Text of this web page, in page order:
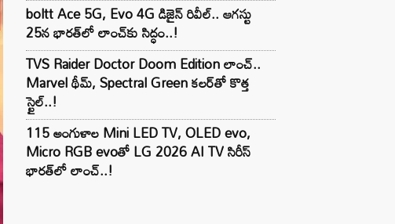
boltt Ace 5G, Evo 4G డిజైన్ రివీల్.. ఆగస్టు
25న భారత్‌లో లాంచ్‌కు సిద్ధం..!
TVS Raider Doctor Doom Edition లాంచ్..
Marvel థీమ్, Spectral Green కలర్‌తో కొత్త
స్టైల్..!
115 అంగుళాల Mini LED TV, OLED evo,
Micro RGB evoతో LG 2026 AI TV సిరీస్
భారత్‌లో లాంచ్..!